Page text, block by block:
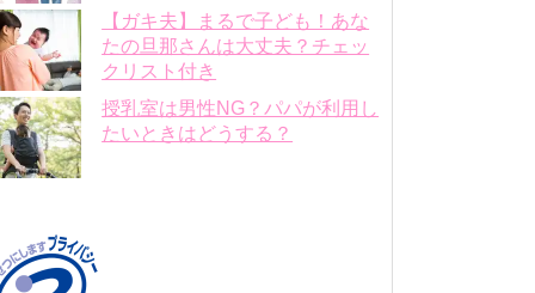
【ガキ夫】まるで子ども！あな
たの旦那さんは大丈夫？チェッ
クリスト付き
授乳室は男性NG？パパが利用し
たいときはどうする？